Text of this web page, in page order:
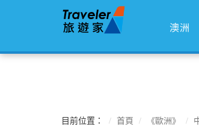
澳洲
目前位置： 首頁 《歐洲》